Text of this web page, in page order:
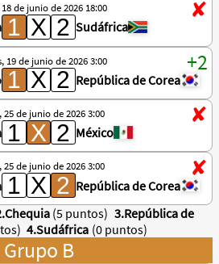
de junio de 2026 18:00
Sudáfrica
19 de junio de 2026 3:00
República de Corea
25 de junio de 2026 3:00
México
25 de junio de 2026 3:00
República de Corea
(5 puntos) 3.República de
4.Sudáfrica (0 puntos)
Grupo B